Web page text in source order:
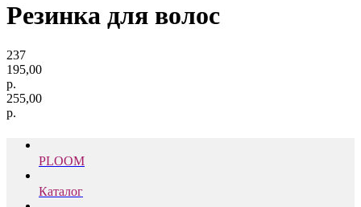
Резинка для волос
237
195,00
р.
255,00
р.
PLOOM
Каталог